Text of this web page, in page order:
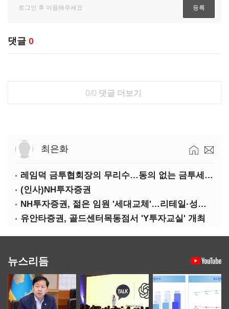
댓글 0
0/0 댓글 더보기
최은화
레임덕 금투협회장의 무리수…동의 없는 금투세 유예 성명문
(인사)NH투자증권
NH투자증권, 젊은 임원 '세대교체'…리테일·성장사업 강화
유안타증권, 골드센터목동점서 'Y투자교실' 개최
뉴스리듬